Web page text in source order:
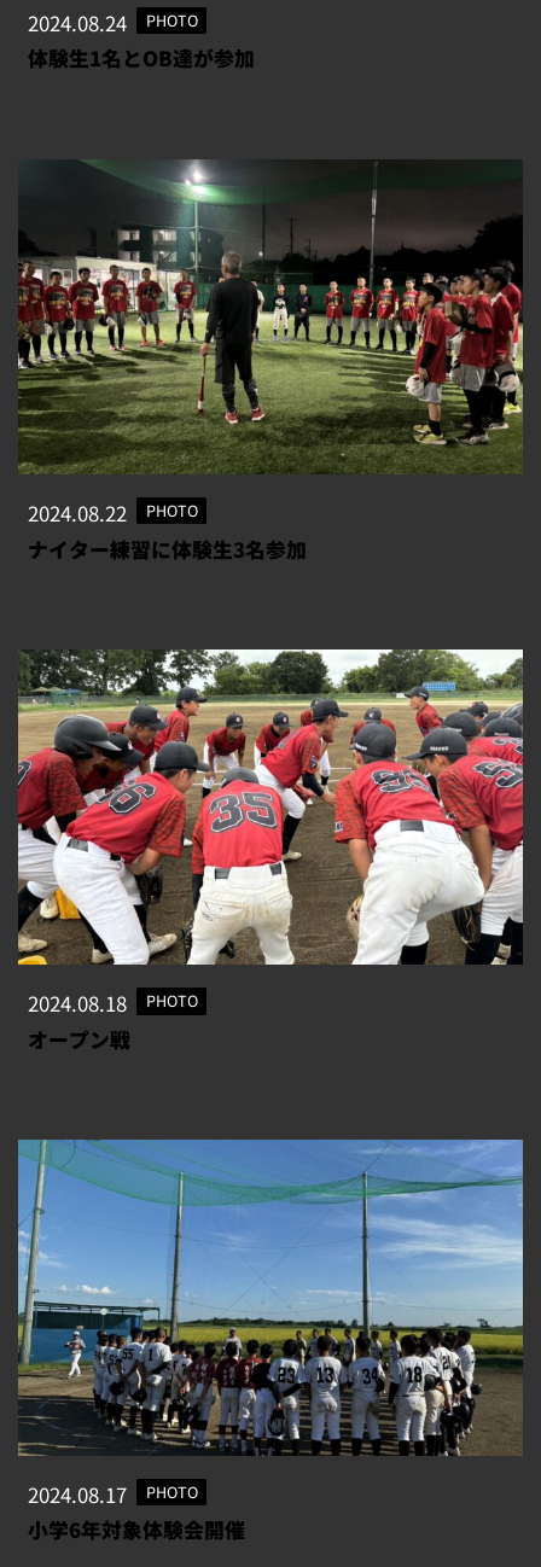
2024.08.24 PHOTO
体験生1名とOB達が参加
2024.08.22 PHOTO
ナイター練習に体験生3名参加
2024.08.18 PHOTO
オープン戦
2024.08.17 PHOTO
小学6年対象体験会開催